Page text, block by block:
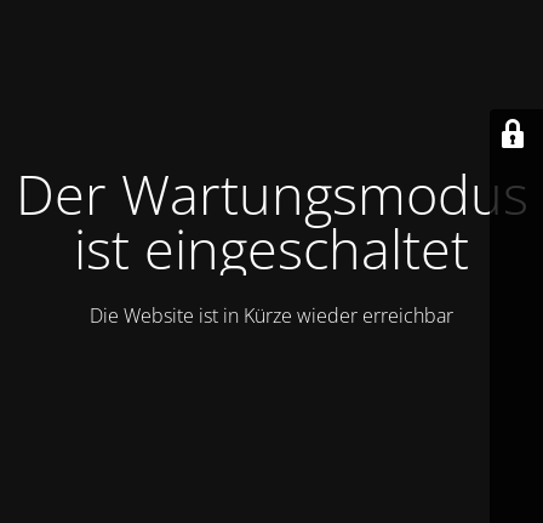
Der Wartungsmodus
ist eingeschaltet
Die Website ist in Kürze wieder erreichbar